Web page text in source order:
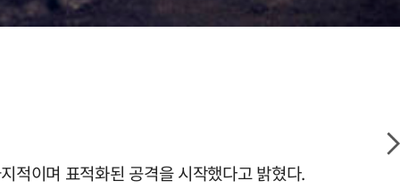
적이며 표적화된 공격을 시작했다고 밝혔다.